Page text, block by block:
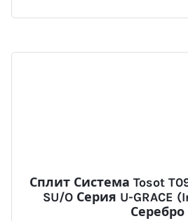
Сплит Система Tosot
SU/O Серия U-GRACE
Серебро